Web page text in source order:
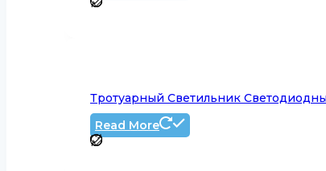
Тротуарный Светильник
Read More